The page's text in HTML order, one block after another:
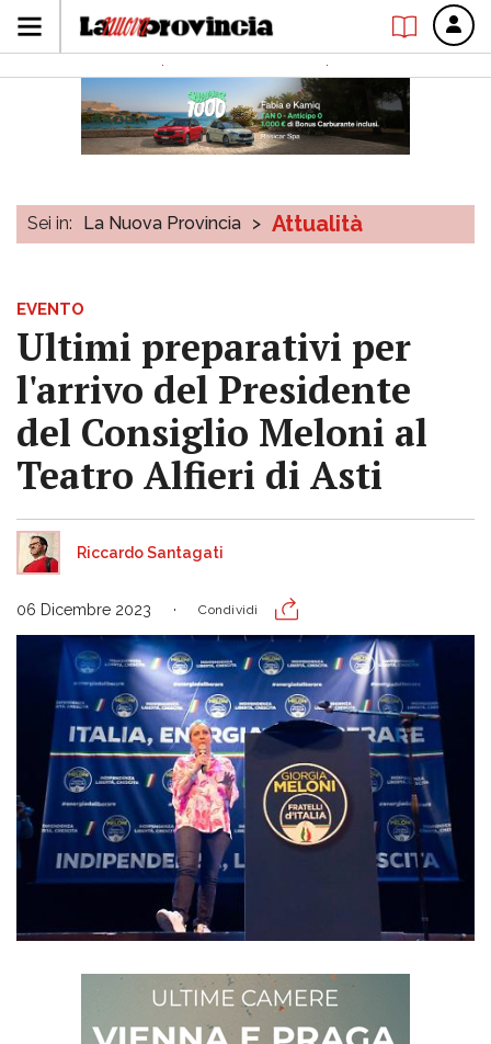
Sei in: La Nuova Provincia > Attualità
EVENTO
Ultimi preparativi per
l'arrivo del Presidente
del Consiglio Meloni al
Teatro Alfieri di Asti
Riccardo Santagati
06 Dicembre 2023 Condividi